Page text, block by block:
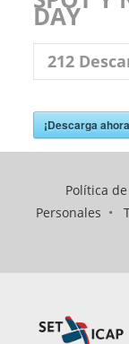
DAY
212
¡Descarga
Política
Personales •